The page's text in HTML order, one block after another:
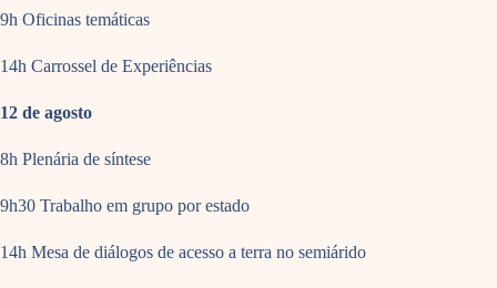
9h Oficinas temáticas
14h Carrossel de Experiências
12 de agosto
8h Plenária de síntese
9h30 Trabalho em grupo por estado
14h Mesa de diálogos de acesso a terra no semiárido